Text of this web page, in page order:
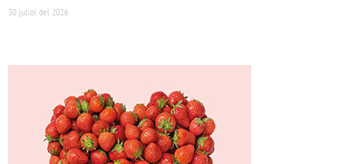
30 juliol del 2026